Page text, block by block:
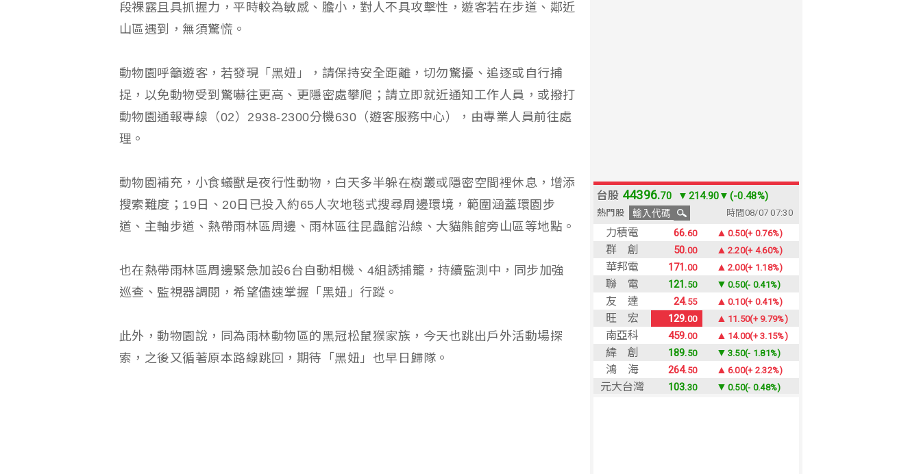
段裸露且具抓握力，平時較為敏感、膽小，對人不具攻擊性，遊客若在步道、鄰近
山區遇到，無須驚慌。
動物園呼籲遊客，若發現「黑妞」，請保持安全距離，切勿驚擾、追逐或自行捕
捉，以免動物受到驚嚇往更高、更隱密處攀爬；請立即就近通知工作人員，或撥打
動物園通報專線（02）2938-2300分機630（遊客服務中心），由專業人員前往處
理。
動物園補充，小食蟻獸是夜行性動物，白天多半躲在樹叢或隱密空間裡休息，增添
搜索難度；19日、20日已投入約65人次地毯式搜尋周邊環境，範圍涵蓋環園步
道、主軸步道、熱帶雨林區周邊、雨林區往昆蟲館沿線、大貓熊館旁山區等地點。
也在熱帶雨林區周邊緊急加設6台自動相機、4組誘捕籠，持續監測中，同步加強
巡查、監視器調閱，希望儘速掌握「黑妞」行蹤。
此外，動物園說，同為雨林動物區的黑冠松鼠猴家族，今天也跳出戶外活動場探
索，之後又循著原本路線跳回，期待「黑妞」也早日歸隊。